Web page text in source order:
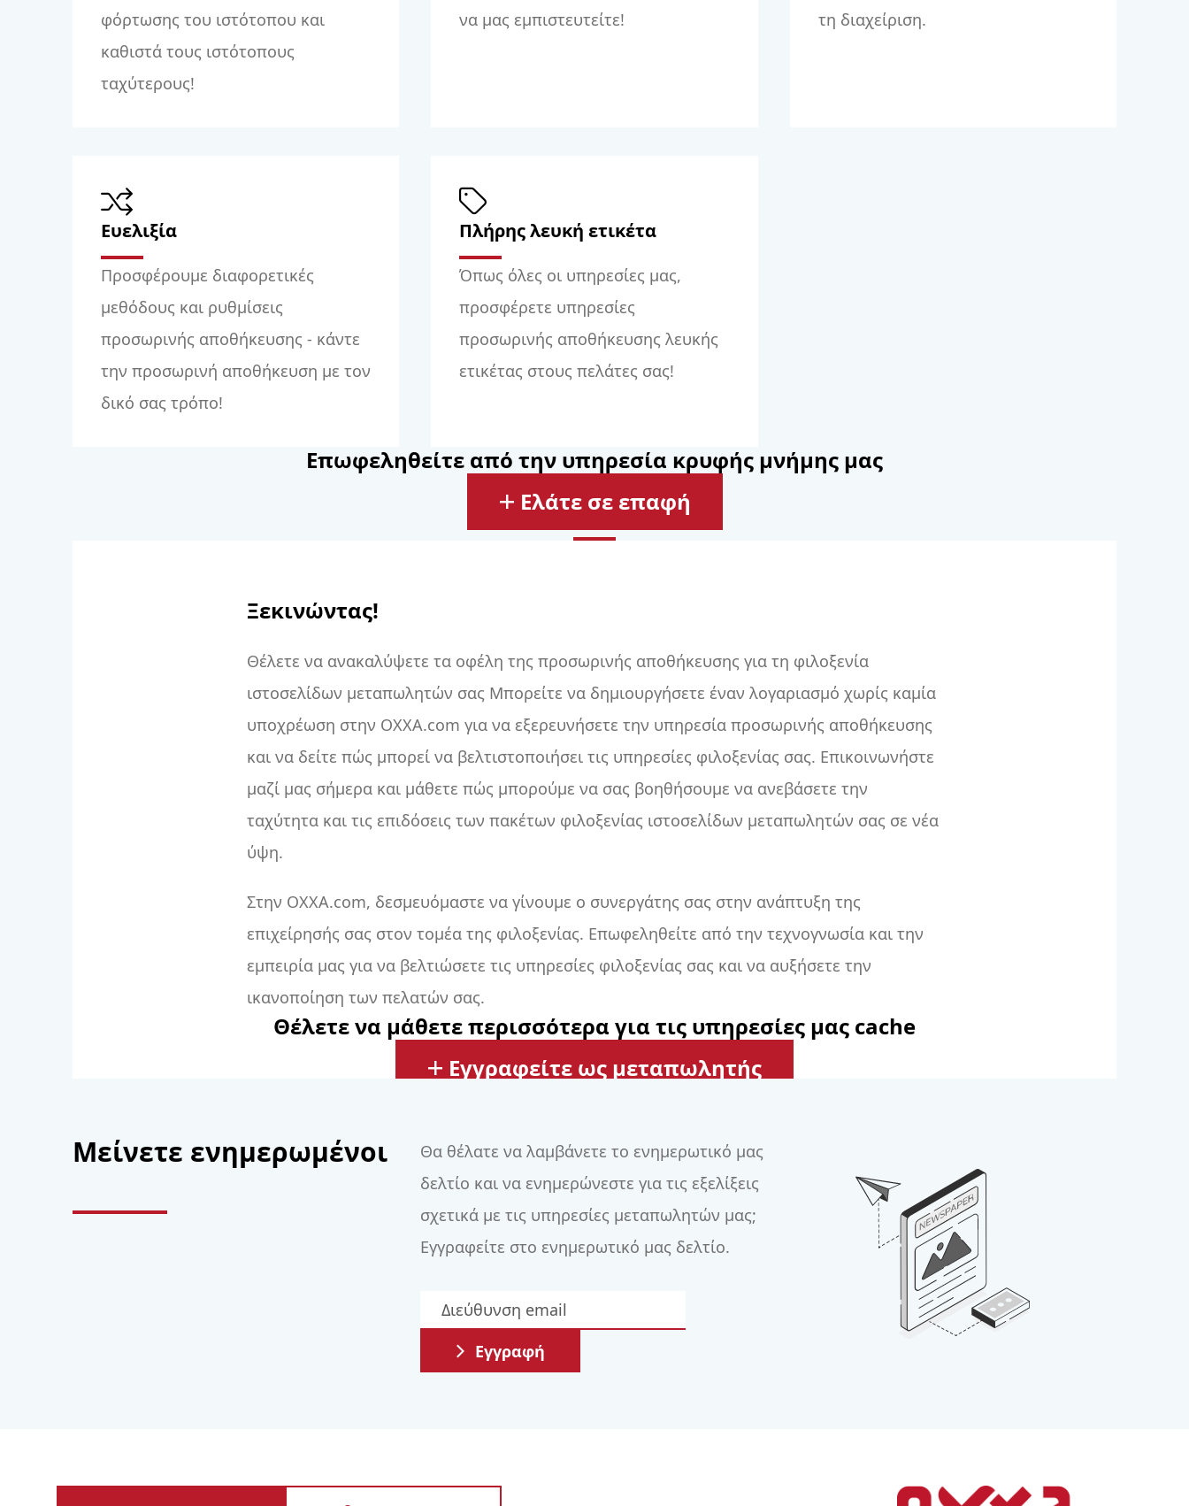
φόρτωσης του ιστότοπου και
καθιστά τους ιστότοπους
ταχύτερους!
να μας εμπιστευτείτε!
τη διαχείριση.
Ευελιξία
Προσφέρουμε διαφορετικές
μεθόδους και ρυθμίσεις
προσωρινής αποθήκευσης - κάντε
την προσωρινή αποθήκευση με τον
δικό σας τρόπο!
Πλήρης λευκή ετικέτα
Όπως όλες οι υπηρεσίες μας,
προσφέρετε υπηρεσίες
προσωρινής αποθήκευσης λευκής
ετικέτας στους πελάτες σας!
Επωφεληθείτε από την υπηρεσία κρυφής μνήμης μας
Ελάτε σε επαφή
Ξεκινώντας!
Θέλετε να ανακαλύψετε τα οφέλη της προσωρινής αποθήκευσης για τη φιλοξενία
ιστοσελίδων μεταπωλητών σας Μπορείτε να δημιουργήσετε έναν λογαριασμό χωρίς καμία
υποχρέωση στην OXXA.com για να εξερευνήσετε την υπηρεσία προσωρινής αποθήκευσης
και να δείτε πώς μπορεί να βελτιστοποιήσει τις υπηρεσίες φιλοξενίας σας. Επικοινωνήστε
μαζί μας σήμερα και μάθετε πώς μπορούμε να σας βοηθήσουμε να ανεβάσετε την
ταχύτητα και τις επιδόσεις των πακέτων φιλοξενίας ιστοσελίδων μεταπωλητών σας σε νέα
ύψη.
Στην OXXA.com, δεσμευόμαστε να γίνουμε ο συνεργάτης σας στην ανάπτυξη της
επιχείρησής σας στον τομέα της φιλοξενίας. Επωφεληθείτε από την τεχνογνωσία και την
εμπειρία μας για να βελτιώσετε τις υπηρεσίες φιλοξενίας σας και να αυξήσετε την
ικανοποίηση των πελατών σας.
Θέλετε να μάθετε περισσότερα για τις υπηρεσίες μας cache
Εγγραφείτε ως μεταπωλητής
Μείνετε ενημερωμένοι
Θα θέλατε να λαμβάνετε το ενημερωτικό μας
δελτίο και να ενημερώνεστε για τις εξελίξεις
σχετικά με τις υπηρεσίες μεταπωλητών μας;
Εγγραφείτε στο ενημερωτικό μας δελτίο.
Εγγραφή